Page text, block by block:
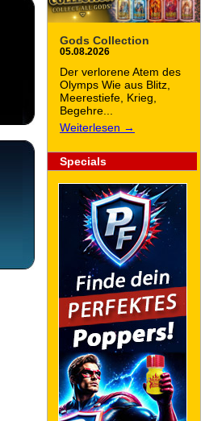
Gods Collection
05.08.2026
Der verlorene Atem des
Olymps Wie aus Blitz,
Meerestiefe, Krieg,
Begehre...
Weiterlesen →
Specials